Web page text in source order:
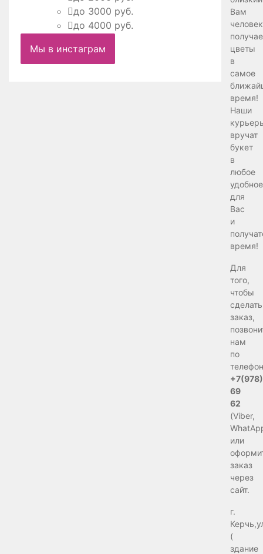
до 3000 руб.
до 4000 руб.
Мы в инстаграм
Вам
человек
цветы
в
самое
время!
Наши
вручат
букет
в
любое
удобное
для
Вас
и
время!
Для
того,
чтобы
сделать
заказ,
нам
по
69
62
(Viber,
или
заказ
через
сайт.
г.
(
здание